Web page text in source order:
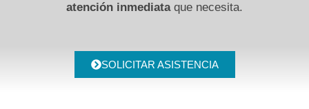
atención inmediataque necesita.
SOLICITAR ASISTENCIA